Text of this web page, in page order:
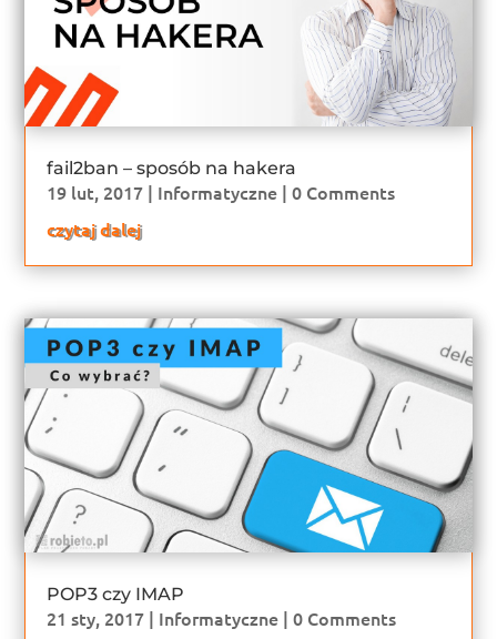
fail2ban – sposób na hakera
19 lut, 2017 | Informatyczne | 0 Comments
czytaj dalej
POP3 czy IMAP
21 sty, 2017 | Informatyczne | 0 Comments